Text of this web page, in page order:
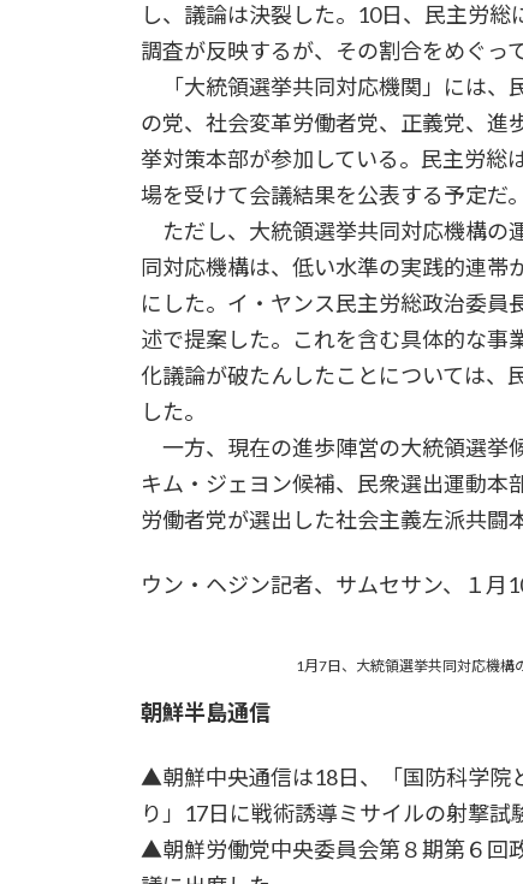
し、議論は決裂した。10日、民主労
調査が反映するが、その割合をめぐっ
「大統領選挙共同対応機関」には、
の党、社会変革労働者党、正義党、進
挙対策本部が参加している。民主労総
場を受けて会議結果を公表する予定だ。
ただし、大統領選挙共同対応機構の
同対応機構は、低い水準の実践的連帯
にした。イ・ヤンス民主労総政治委員
述で提案した。これを含む具体的な事
化議論が破たんしたことについては、
した。
一方、現在の進歩陣営の大統領選挙
キム・ジェヨン候補、民衆選出運動本
労働者党が選出した社会主義左派共闘
ウン・ヘジン記者、サムセサン、１月
1月7日、大統領選挙共同対応機構
朝鮮半島通信
▲朝鮮中央通信は18日、「国防科学院
り」17日に戦術誘導ミサイルの射撃試
▲朝鮮労働党中央委員会第８期第６回